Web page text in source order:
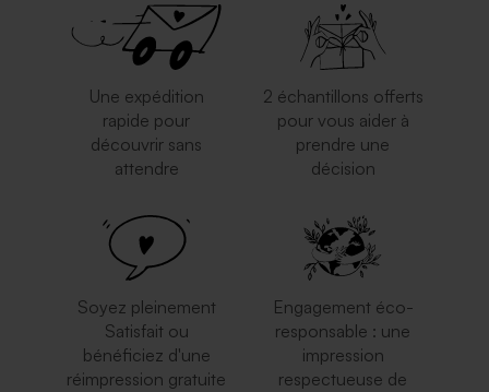
Une expédition
rapide pour
découvrir sans
attendre
2 échantillons offerts
pour vous aider à
prendre une
décision
Soyez pleinement
Satisfait ou
bénéficiez d'une
réimpression gratuite
Engagement éco-
responsable : une
impression
respectueuse de